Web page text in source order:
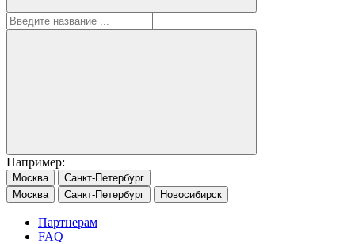
Например:
Москва
Санкт-Петербург
Москва
Санкт-Петербург Новосибирск
Партнерам
FAQ